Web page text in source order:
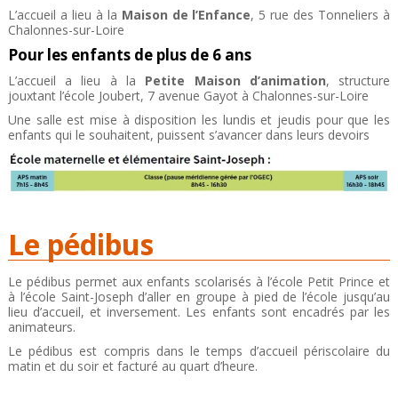
L’accueil a lieu à la Maison de l’Enfance, 5 rue des Tonneliers à
Chalonnes-sur-Loire
Pour les enfants de plus de 6 ans
L’accueil a lieu à la Petite Maison d’animation, structure
jouxtant l’école Joubert, 7 avenue Gayot à Chalonnes-sur-Loire
Une salle est mise à disposition les lundis et jeudis pour que les
enfants qui le souhaitent, puissent s’avancer dans leurs devoirs
Le pédibus
Le pédibus permet aux enfants scolarisés à l’école Petit Prince et
à l’école Saint-Joseph d’aller en groupe à pied de l’école jusqu’au
lieu d’accueil, et inversement. Les enfants sont encadrés par les
animateurs.
Le pédibus est compris dans le temps d’accueil périscolaire du
matin et du soir et facturé au quart d’heure.